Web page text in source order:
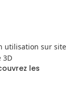
les